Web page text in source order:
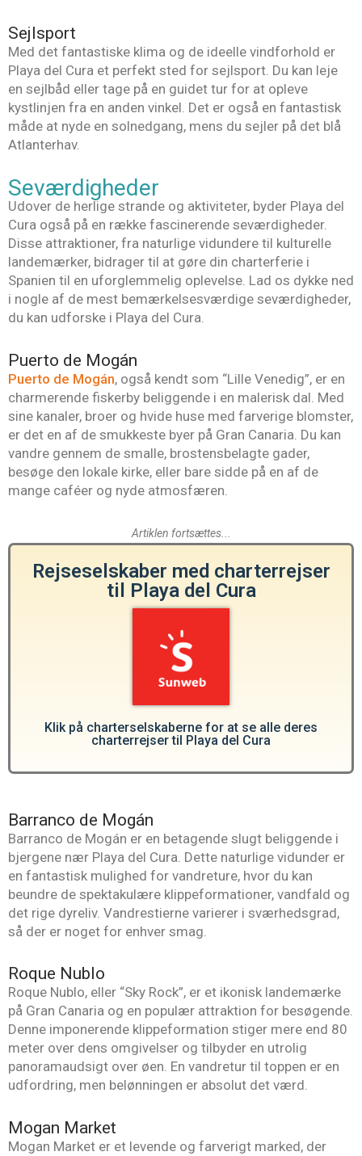
Sejlsport
Med det fantastiske klima og de ideelle vindforhold er
Playa del Cura et perfekt sted for sejlsport. Du kan leje
en sejlbåd eller tage på en guidet tur for at opleve
kystlinjen fra en anden vinkel. Det er også en fantastisk
måde at nyde en solnedgang, mens du sejler på det blå
Atlanterhav.
Seværdigheder
Udover de herlige strande og aktiviteter, byder Playa del
Cura også på en række fascinerende seværdigheder.
Disse attraktioner, fra naturlige vidundere til kulturelle
landemærker, bidrager til at gøre din charterferie i
Spanien til en uforglemmelig oplevelse. Lad os dykke ned
i nogle af de mest bemærkelsesværdige seværdigheder,
du kan udforske i Playa del Cura.
Puerto de Mogán
Puerto de Mogán, også kendt som “Lille Venedig”, er en
charmerende fiskerby beliggende i en malerisk dal. Med
sine kanaler, broer og hvide huse med farverige blomster,
er det en af de smukkeste byer på Gran Canaria. Du kan
vandre gennem de smalle, brostensbelagte gader,
besøge den lokale kirke, eller bare sidde på en af de
mange caféer og nyde atmosfæren.
Artiklen fortsættes...
Rejseselskaber med charterrejser
til Playa del Cura
Klik på charterselskaberne for at se alle deres
charterrejser til Playa del Cura
Barranco de Mogán
Barranco de Mogán er en betagende slugt beliggende i
bjergene nær Playa del Cura. Dette naturlige vidunder er
en fantastisk mulighed for vandreture, hvor du kan
beundre de spektakulære klippeformationer, vandfald og
det rige dyreliv. Vandrestierne varierer i sværhedsgrad,
så der er noget for enhver smag.
Roque Nublo
Roque Nublo, eller “Sky Rock”, er et ikonisk landemærke
på Gran Canaria og en populær attraktion for besøgende.
Denne imponerende klippeformation stiger mere end 80
meter over dens omgivelser og tilbyder en utrolig
panoramaudsigt over øen. En vandretur til toppen er en
udfordring, men belønningen er absolut det værd.
Mogan Market
Mogan Market er et levende og farverigt marked, der